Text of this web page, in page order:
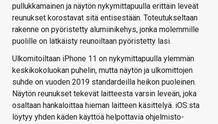
pullukkamainen ja näytön nykymittapuulla erittäin leveät
reunukset korostavat sitä entisestään. Toteutukseltaan
rakenne on pyöristetty alumiinikehys, jonka molemmille
puolille on lätkäisty reunoiltaan pyöristetty lasi.
Ulkomitoiltaan iPhone 11 on nykymittapuulla ylemmän
keskikokoluokan puhelin, mutta näytön ja ulkomittojen
suhde on vuoden 2019 standardeilla heikon puoleinen.
Näytön reunukset tekevät laitteesta varsin leveän, joka
osaltaan hankaloittaa hieman laitteen käsittelyä. iOS:sta
löytyy yhden käden käyttöä helpottavia ohjelmisto-